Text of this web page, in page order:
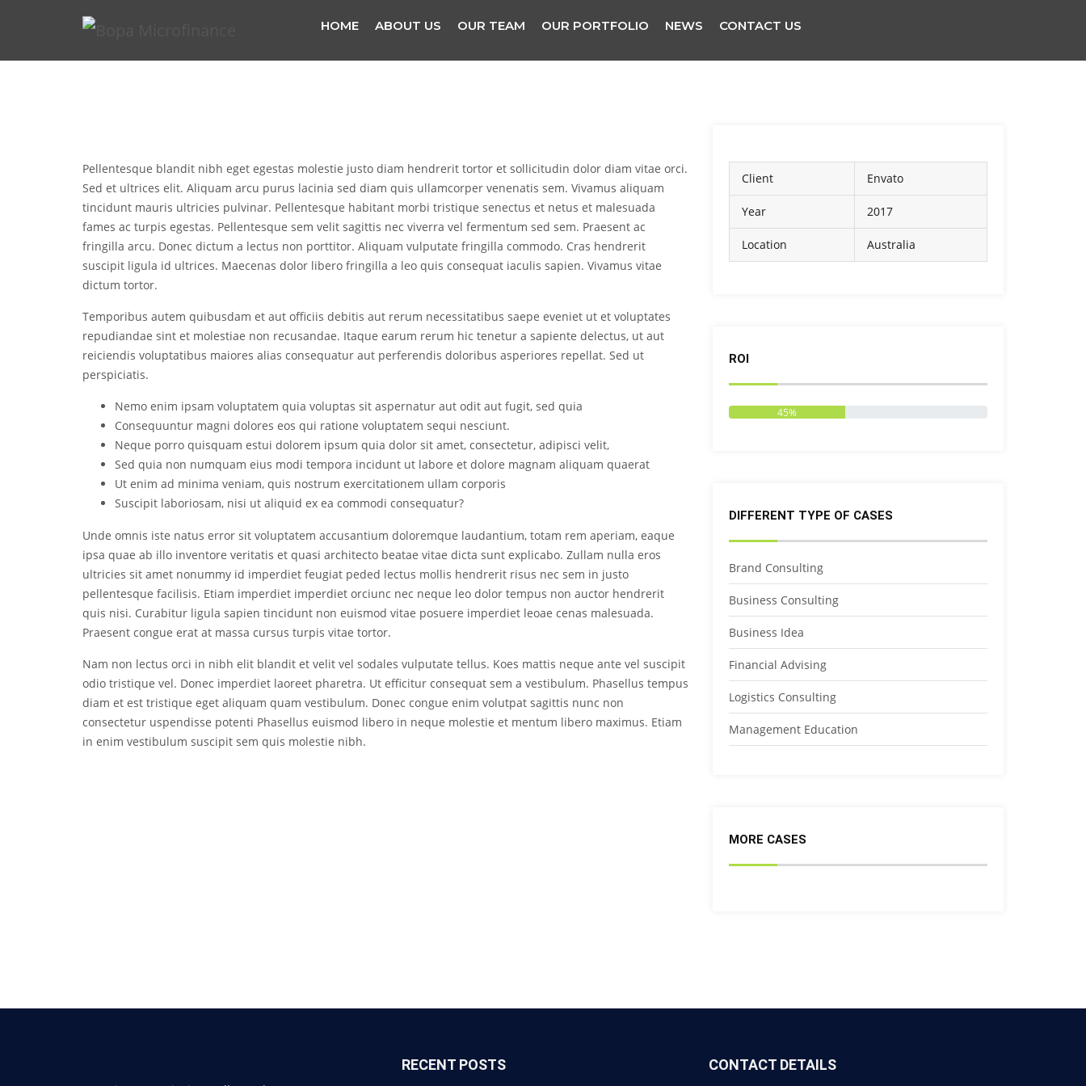
HOME ABOUT US OUR TEAM OUR PORTFOLIO NEWS CONTACT US
Pellentesque blandit nibh eget egestas molestie justo diam hendrerit tortor et sollicitudin dolor diam vitae orci.
Sed et ultrices elit. Aliquam arcu purus lacinia sed diam quis ullamcorper venenatis sem. Vivamus aliquam
tincidunt mauris ultricies pulvinar. Pellentesque habitant morbi tristique senectus et netus et malesuada
fames ac turpis egestas. Pellentesque sem velit sagittis nec viverra vel fermentum sed sem. Praesent ac
fringilla arcu. Donec dictum a lectus non porttitor. Aliquam vulputate fringilla commodo. Cras hendrerit
suscipit ligula id ultrices. Maecenas dolor libero fringilla a leo quis consequat iaculis sapien. Vivamus vitae
dictum tortor.
Temporibus autem quibusdam et aut officiis debitis aut rerum necessitatibus saepe eveniet ut et voluptates
repudiandae sint et molestiae non recusandae. Itaque earum rerum hic tenetur a sapiente delectus, ut aut
reiciendis voluptatibus maiores alias consequatur aut perferendis doloribus asperiores repellat. Sed ut
perspiciatis.
Nemo enim ipsam voluptatem quia voluptas sit aspernatur aut odit aut fugit, sed quia
Consequuntur magni dolores eos qui ratione voluptatem sequi nesciunt.
Neque porro quisquam estui dolorem ipsum quia dolor sit amet, consectetur, adipisci velit,
Sed quia non numquam eius modi tempora incidunt ut labore et dolore magnam aliquam quaerat
Ut enim ad minima veniam, quis nostrum exercitationem ullam corporis
Suscipit laboriosam, nisi ut aliquid ex ea commodi consequatur?
Unde omnis iste natus error sit voluptatem accusantium doloremque laudantium, totam rem aperiam, eaque
ipsa quae ab illo inventore veritatis et quasi architecto beatae vitae dicta sunt explicabo. Zullam nulla eros
ultricies sit amet nonummy id imperdiet feugiat peded lectus mollis hendrerit risus nec sem in justo
pellentesque facilisis. Etiam imperdiet imperdiet orciunc nec neque leo dolor tempus non auctor hendrerit
quis nisi. Curabitur ligula sapien tincidunt non euismod vitae posuere imperdiet leoae cenas malesuada.
Praesent congue erat at massa cursus turpis vitae tortor.
Nam non lectus orci in nibh elit blandit et velit vel sodales vulputate tellus. Koes mattis neque ante vel suscipit
odio tristique vel. Donec imperdiet laoreet pharetra. Ut efficitur consequat sem a vestibulum. Phasellus tempus
diam et est tristique eget aliquam quam vestibulum. Donec congue enim volutpat sagittis nunc non
consectetur uspendisse potenti Phasellus euismod libero in neque molestie et mentum libero maximus. Etiam
in enim vestibulum suscipit sem quis molestie nibh.
Client Envato
Year 2017
Location Australia
ROI
45%
DIFFERENT TYPE OF CASES
Brand Consulting
Business Consulting
Business Idea
Financial Advising
Logistics Consulting
Management Education
MORE CASES
RECENT POSTS CONTACT DETAILS